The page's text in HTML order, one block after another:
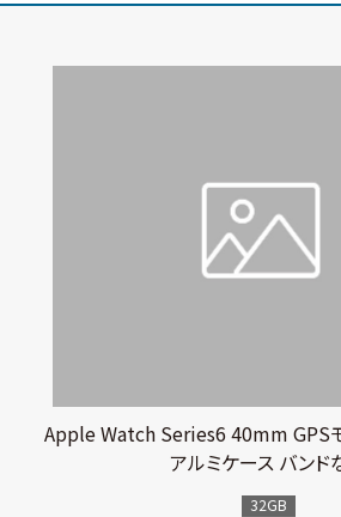
Apple Watch Series6 40mm GPS
アルミケース バンド
32GB